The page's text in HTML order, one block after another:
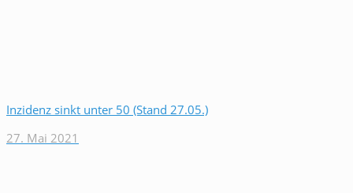
Inzidenz sinkt unter 50 (Stand 27.05.)
27. Mai 2021